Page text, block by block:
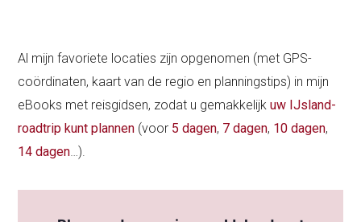
Al mijn favoriete locaties zijn opgenomen (met GPS-
coördinaten, kaart van de regio en planningstips) in mijn
eBooks met reisgidsen, zodat u gemakkelijkuw IJsland-
roadtrip kunt plannen (voor 5 dagen, 7 dagen, 10 dagen,
14 dagen…).